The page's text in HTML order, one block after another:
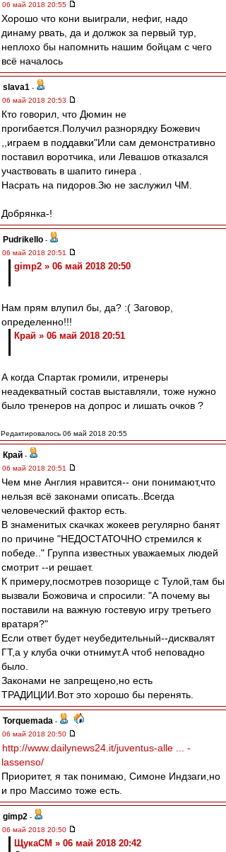
06 май 2018 20:55
Хорошо что кони выиграли, нефиг, надо
динаму рвать, да и должок за первый тур,
неплохо бы напомнить нашим бойцам с чего
всё началось
slava1 -
06 май 2018 20:53
Кто говорил, что Дюмин не
прогибается.Получил разнорядку Божевич
,,играем в поддавки"Или сам демонстративно
поставил воротчика, или Левашов отказался
участвовать в шапито гинера .
Насрать на пидоров.Зю не заслужил ЧМ.
Добрянка-!
Pudrikello -
06 май 2018 20:51
gimp2 » 06 май 2018 20:50
Нам прям влупил бы, да? :( Заговор,
определенно!!!
Край » 06 май 2018 20:51
А когда Спартак громили, итренеры
неадекватный состав выставляли, тоже нужно
было тренеров на допрос и лишать очков ?
Редактировалось 06 май 2018 20:55
Край -
06 май 2018 20:51
Чем мне Англия нравится-- они понимают,что
нельзя всё законами описать..Всегда
человеческий фактор есть.
В знаменитых скачках жокеев регулярно банят
по причине "НЕДОСТАТОЧНО стремился к
победе.." Группа известных уважаемых людей
смотрит --и решает.
К примеру,посмотрев позорище с Тулой,там бы
вызвали Божовича и спросили: "А почему вы
поставили на важную гостевую игру третьего
вратаря?"
Если ответ будет неубедительный--дисквалят
ГТ,а у клуба очки отнимут.А чтоб неповадно
было.
Законами не запрещено,но есть
ТРАДИЦИИ.Вот это хорошо бы перенять.
Torquemada -
06 май 2018 20:50
http://www.dailynews24.it/juventus-alle ... -
lassenso/
Приоритет, я так понимаю, Симоне Индзаги,но
и про Массимо тоже есть.
gimp2 -
06 май 2018 20:50
ЩукаСМ » 06 май 2018 20:42